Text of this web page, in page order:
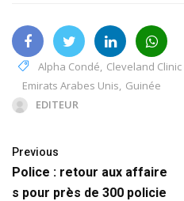
Alpha Condé, Cleveland Clinic
Emirats Arabes Unis, Guinée
EDITEUR
Previous
Police : retour aux affaire
s pour près de 300 policie